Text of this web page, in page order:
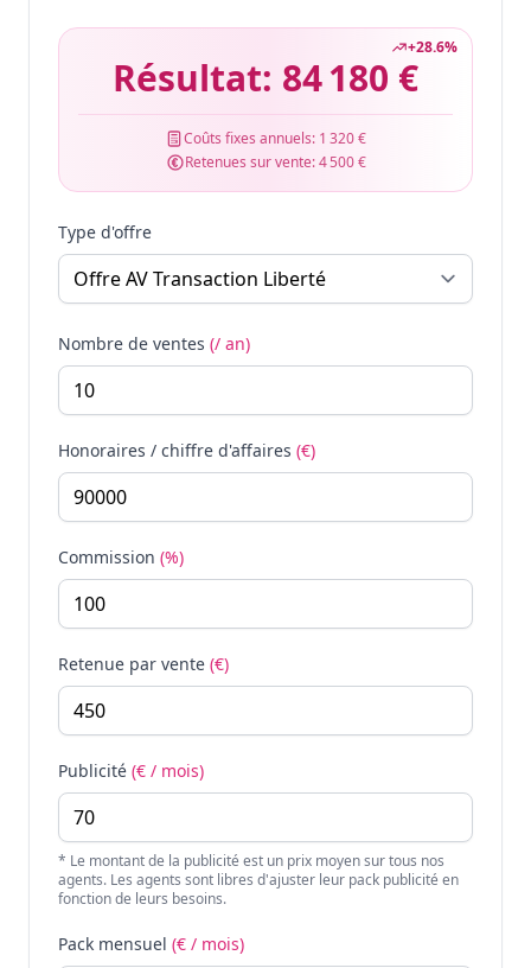
+28.6%
Résultat: 84 180 €
Coûts fixes annuels: 1 320 €
Retenues sur vente:4 500 €
Type d'offre
Nombre de ventes (/ an)
Honoraires / chiffre d'affaires (€)
Commission (%)
Retenue par vente (€)
Publicité (€ / mois)
* Le montant de la publicité est un prix moyen sur tous nos
agents. Les agents sont libres d'ajuster leur pack publicité en
fonction de leurs besoins.
Pack mensuel (€ / mois)